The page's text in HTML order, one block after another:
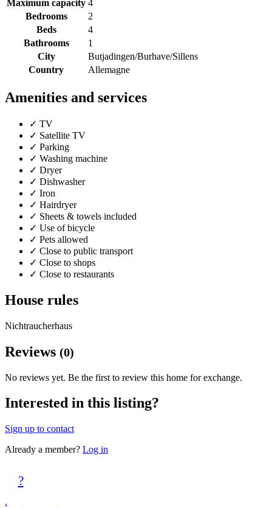
Maximum capacity 4
Bedrooms
2
Beds
4
Bathrooms
1
City
Butjadingen/Burhave/Sillens
Country
Allemagne
Amenities and services
✓ TV
✓ Satellite TV
✓ Parking
✓ Washing machine
✓ Dryer
✓ Dishwasher
✓ Iron
✓ Hairdryer
✓ Sheets & towels included
✓ Use of bicycle
✓ Pets allowed
✓ Close to public transport
✓ Close to shops
✓ Close to restaurants
House rules
Nichtraucherhaus
Reviews (0)
No reviews yet. Be the first to review this home for exchange.
Interested in this listing?
Sign up to contact
Already a member? Log in
?
.